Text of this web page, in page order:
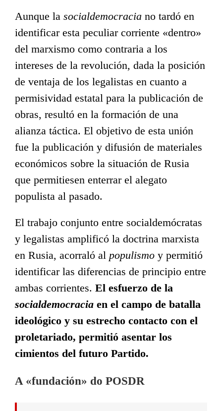
Aunque la socialdemocracia no tardó en
identificar esta peculiar corriente «dentro»
del marxismo como contraria a los
intereses de la revolución, dada la posición
de ventaja de los legalistas en cuanto a
permisividad estatal para la publicación de
obras, resultó en la formación de una
alianza táctica. El objetivo de esta unión
fue la publicación y difusión de materiales
económicos sobre la situación de Rusia
que permitiesen enterrar el alegato
populista al pasado.
El trabajo conjunto entre socialdemócratas
y legalistas amplificó la doctrina marxista
en Rusia, acorraló al populismo y permitió
identificar las diferencias de principio entre
ambas corrientes. El esfuerzo de la
socialdemocracia en el campo de batalla
ideológico y su estrecho contacto con el
proletariado, permitió asentar los
cimientos del futuro Partido.
A «fundación» do POSDR